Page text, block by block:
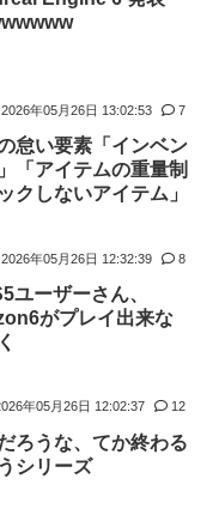
月販売は125台
て、賀喜遥香のインス
ってませんでした？
ようにピカピカに「味
「444円」がコチラｗ
くら ｢かっきーはハチワ
2026年05月26日 13:02:53 7
怠い要素「インベン
「アイテムの重量制
クしないアイテム」
2026年05月26日 12:32:39 8
ユーザーさん、
がプレイ出来な
年05月26日 12:02:37 12
ろうな、てか終わる
シリーズ